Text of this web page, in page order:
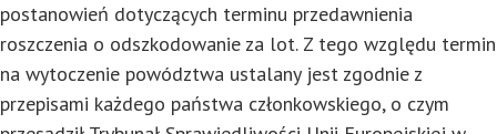
postanowień dotyczących terminu przedawnienia
roszczenia o odszkodowanie za lot. Z tego względu termin
na wytoczenie powództwa ustalany jest zgodnie z
przepisami każdego państwa członkowskiego, o czym